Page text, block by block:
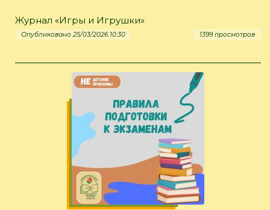
Журнал «Игры и Игрушки»
Опубликовано 25/03/2026 10:30 1399 просмотров